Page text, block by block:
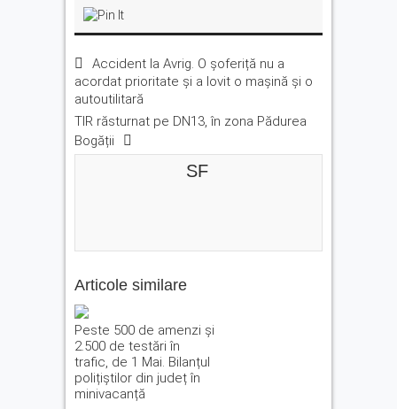
Accident la Avrig. O șoferiță nu a
acordat prioritate și a lovit o mașină și o
autoutilitară
TIR răsturnat pe DN13, în zona Pădurea
Bogății
SF
Articole similare
Peste 500 de amenzi și
2.500 de testări în
trafic, de 1 Mai. Bilanțul
polițiștilor din județ în
minivacanță